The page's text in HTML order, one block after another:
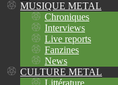
MUSIQUE METAL
Chroniques
Interviews
Live reports
Fanzines
News
CULTURE METAL